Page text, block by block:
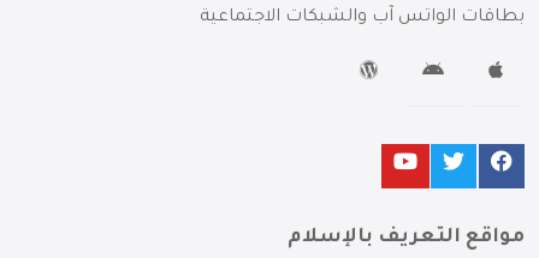
بطاقات الواتس آب والشبكات الاجتماعية
مواقع التعريف بالإسلام